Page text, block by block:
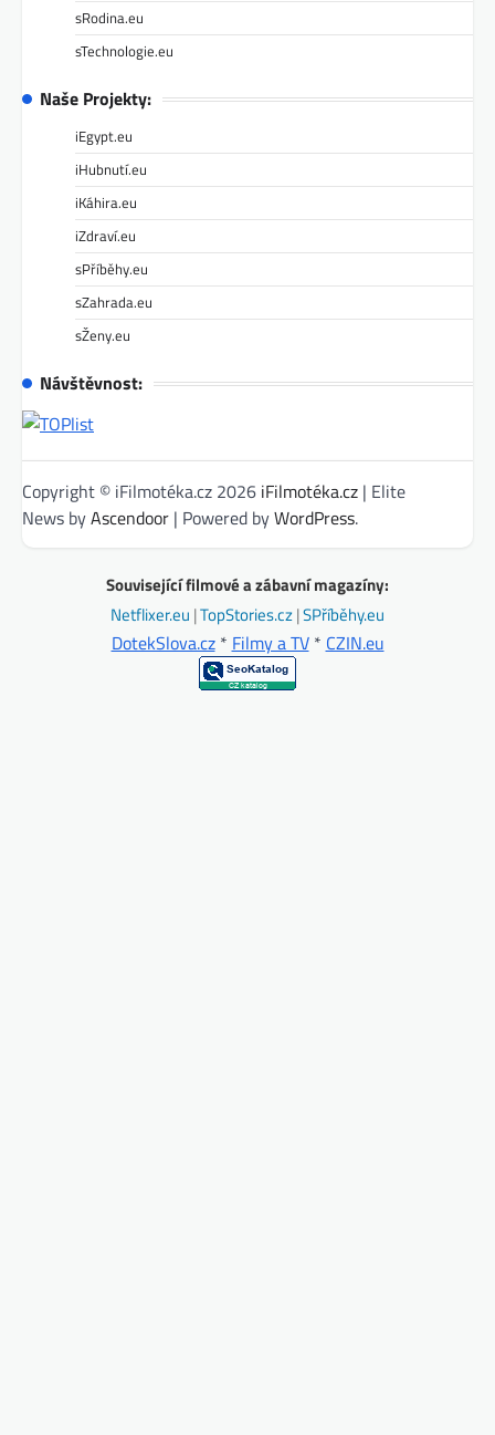
sRodina.eu
sTechnologie.eu
Naše Projekty:
iEgypt.eu
iHubnutí.eu
iKáhira.eu
iZdraví.eu
sPříběhy.eu
sZahrada.eu
sŽeny.eu
Návštěvnost:
Copyright © iFilmotéka.cz 2026 iFilmotéka.cz | Elite
News byAscendoor | Powered byWordPress.
Související filmové a zábavní magazíny:
Netflixer.eu |TopStories.cz|SPříběhy.eu
DotekSlova.cz* Filmy a TV* CZIN.eu